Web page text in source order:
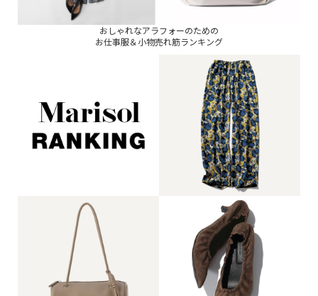
おしゃれなアラフォーのための
お仕事服＆小物売れ筋ランキング